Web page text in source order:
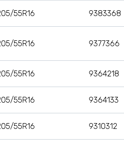
55R16 9383368
55R16 9377366
55R16 9364218
55R16 9364133
55R16 9310312